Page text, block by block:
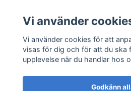
Vi använder
Vi använder cookies för att
visas för dig och för att du ska
upplevelse när du handlar hos
Godkänn